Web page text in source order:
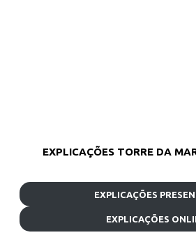
EXPLICAÇÕES TORRE DA
EXPLICAÇÕES
EXPLICAÇÕES